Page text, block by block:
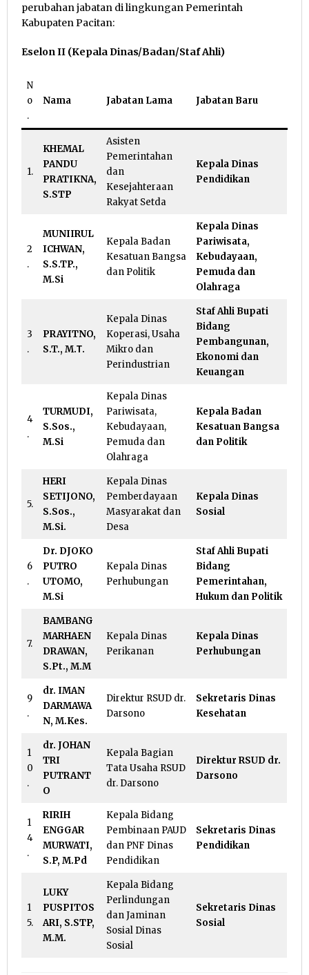
perubahan jabatan di lingkungan Pemerintah
Kabupaten Pacitan:
Eselon II (Kepala Dinas/Badan/Staf Ahli)
N
o
.
Nama Jabatan Lama Jabatan Baru
1.
KHEMAL
PANDU
PRATIKNA,
S.STP
Asisten
Pemerintahan
dan
Kesejahteraan
Rakyat Setda
Kepala Dinas
Pendidikan
2
.
MUNIIRUL
ICHWAN,
S.S.TP.,
M.Si
Kepala Badan
Kesatuan Bangsa
dan Politik
Kepala Dinas
Pariwisata,
Kebudayaan,
Pemuda dan
Olahraga
3
.
PRAYITNO,
S.T., M.Τ.
Kepala Dinas
Koperasi, Usaha
Mikro dan
Perindustrian
Staf Ahli Bupati
Bidang
Pembangunan,
Ekonomi dan
Keuangan
4
.
TURMUDI,
S.Sos.,
M.Si
Kepala Dinas
Pariwisata,
Kebudayaan,
Pemuda dan
Olahraga
Kepala Badan
Kesatuan Bangsa
dan Politik
5.
HERI
SETIJONO,
S.Sos.,
M.Si.
Kepala Dinas
Pemberdayaan
Masyarakat dan
Desa
Kepala Dinas
Sosial
6
.
Dr. DJOKO
PUTRO
UTOMO,
M.Si
Kepala Dinas
Perhubungan
Staf Ahli Bupati
Bidang
Pemerintahan,
Hukum dan Politik
7.
BAMBANG
MARHAEN
DRAWAN,
S.Pt., M.M
Kepala Dinas
Perikanan
Kepala Dinas
Perhubungan
9
.
dr. IMAN
DARMAWA
N, M.Kes.
Direktur RSUD dr.
Darsono
Sekretaris Dinas
Kesehatan
1
0
.
dr. JOHAN
TRI
PUTRANT
O
Kepala Bagian
Tata Usaha RSUD
dr. Darsono
Direktur RSUD dr.
Darsono
1
4
.
RIRIH
ENGGAR
MURWATI,
S.P, M.Pd
Kepala Bidang
Pembinaan PAUD
dan PNF Dinas
Pendidikan
Sekretaris Dinas
Pendidikan
1
5.
LUKY
PUSPITOS
ARI, S.STP,
M.M.
Kepala Bidang
Perlindungan
dan Jaminan
Sosial Dinas
Sosial
Sekretaris Dinas
Sosial